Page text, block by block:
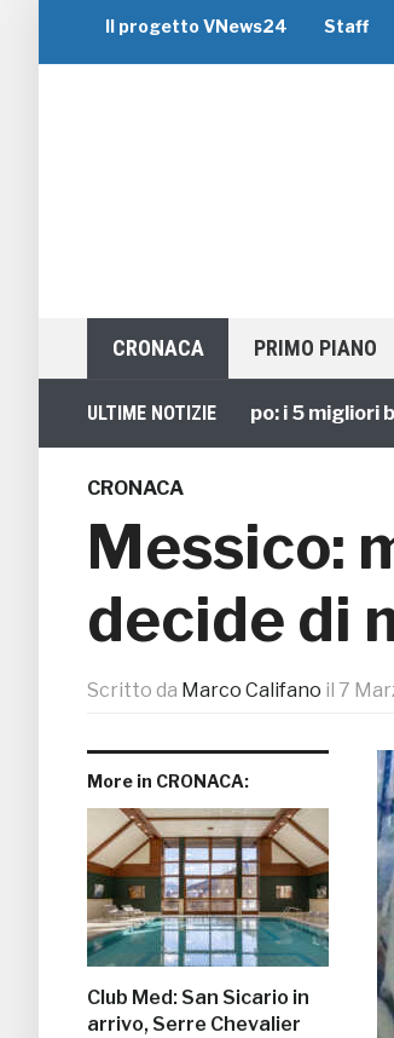
Il progetto VNews24 Staff
CRONACA PRIMO PIANO
ULTIME NOTIZIE
Viaggi di Gruppo: i 5 migliori
CRONACA
Messico:
decide di
Scritto da Marco Califano il 7
More in CRONACA:
Club Med: San Sicario in
arrivo, Serre Chevalier